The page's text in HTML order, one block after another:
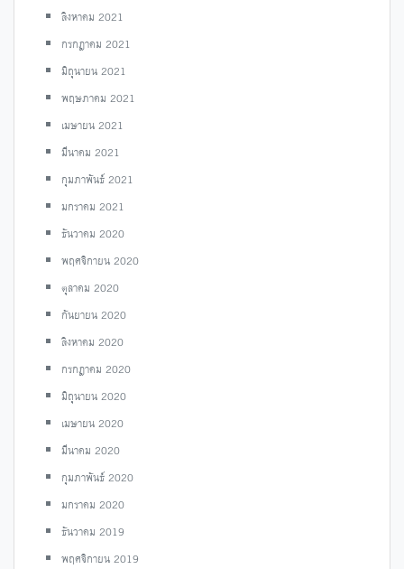
สิงหาคม 2021
กรกฎาคม 2021
มิถุนายน 2021
พฤษภาคม 2021
เมษายน 2021
มีนาคม 2021
กุมภาพันธ์ 2021
มกราคม 2021
ธันวาคม 2020
พฤศจิกายน 2020
ตุลาคม 2020
กันยายน 2020
สิงหาคม 2020
กรกฎาคม 2020
มิถุนายน 2020
เมษายน 2020
มีนาคม 2020
กุมภาพันธ์ 2020
มกราคม 2020
ธันวาคม 2019
พฤศจิกายน 2019